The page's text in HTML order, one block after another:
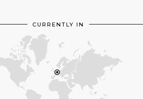
CURRENTLY IN